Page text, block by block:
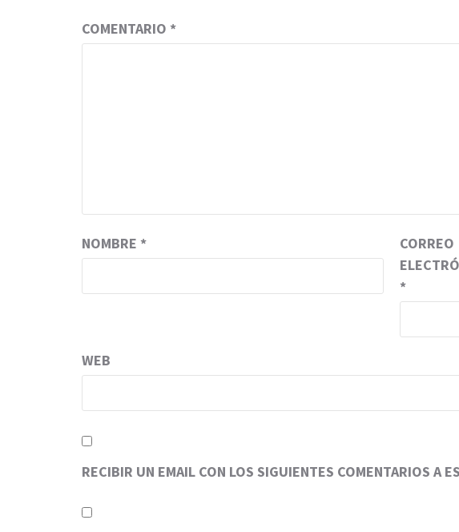
COMENTARIO *
NOMBRE *
CORREO
*
WEB
RECIBIR UN EMAIL CON LOS SIGUIENTES COMENTARIOS A